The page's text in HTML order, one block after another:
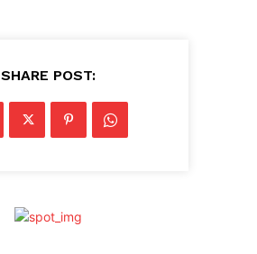
SHARE POST: